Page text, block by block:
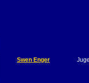
Swen Enger